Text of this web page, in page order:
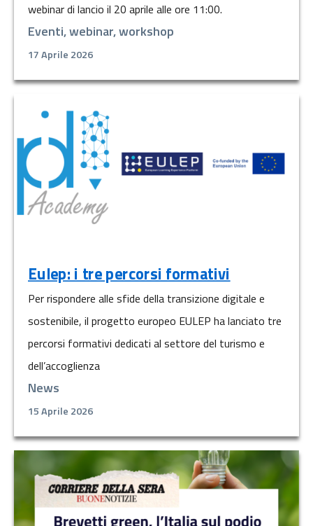
webinar di lancio il 20 aprile alle ore 11:00.
Eventi, webinar, workshop
17 Aprile 2026
Eulep: i tre percorsi formativi
Per rispondere alle sfide della transizione digitale e
sostenibile, il progetto europeo EULEP ha lanciato tre
percorsi formativi dedicati al settore del turismo e
dell’accoglienza
News
15 Aprile 2026